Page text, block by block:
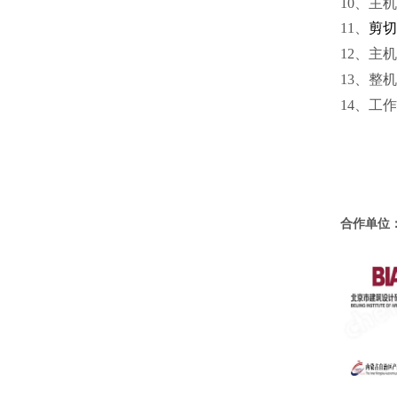
10 、主
11
剪
12 、主
13 、整
14 、工
合作单位